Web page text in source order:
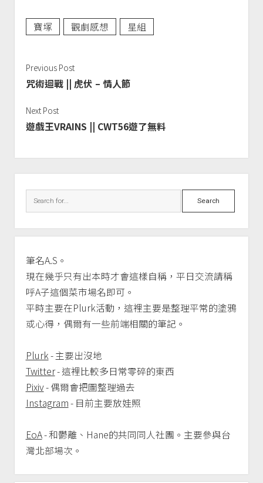
寶塚 觀劇感想 星組
Previous Post
咒術迴戰 || 虎伏 – 情人節
Next Post
遊戲王VRAINS || CWT56遊了無料
Search
筆名A.S。
現在幾乎只有出本時才會這樣自稱，平日交流請稱
呼A子這個菜市場名即可。
平時主要在Plurk活動，這裡主要是整理平常的塗鴉
或心得，偶爾有一些前端相關的筆記。
Plurk- 主要出沒地
Twitter- 這裡比較多日常零碎的東西
Pixiv- 偶爾會把圖整理過去
Instagram- 目前主要放娃照
EoA- 和鬱離、Hane的共同同人社團。主要參與台
灣北部場次。